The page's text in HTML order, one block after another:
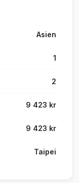
Asien
1
2
9 423 kr
9 423 kr
Taipei